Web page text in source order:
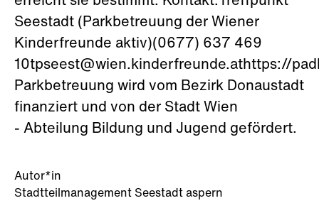
Autor*in
Stadtteilmanagement Seestadt aspern
Seestadt (Parkbetreuung der Wiener
Kinderfreunde aktiv)(0677) 637 469
10tpseest@wien.kinderfreunde.athttps://
Parkbetreuung wird vom Bezirk Donaustadt
finanziert und von der Stadt Wien
- Abteilung Bildung und Jugend gefördert.